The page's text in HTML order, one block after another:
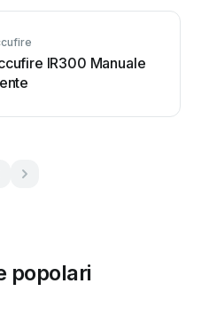
IR300 Manuale
popolari